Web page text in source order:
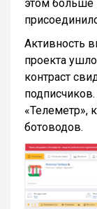
этом больше
Активность
проекта
контраст
«Телеметр»,
ботоводов.